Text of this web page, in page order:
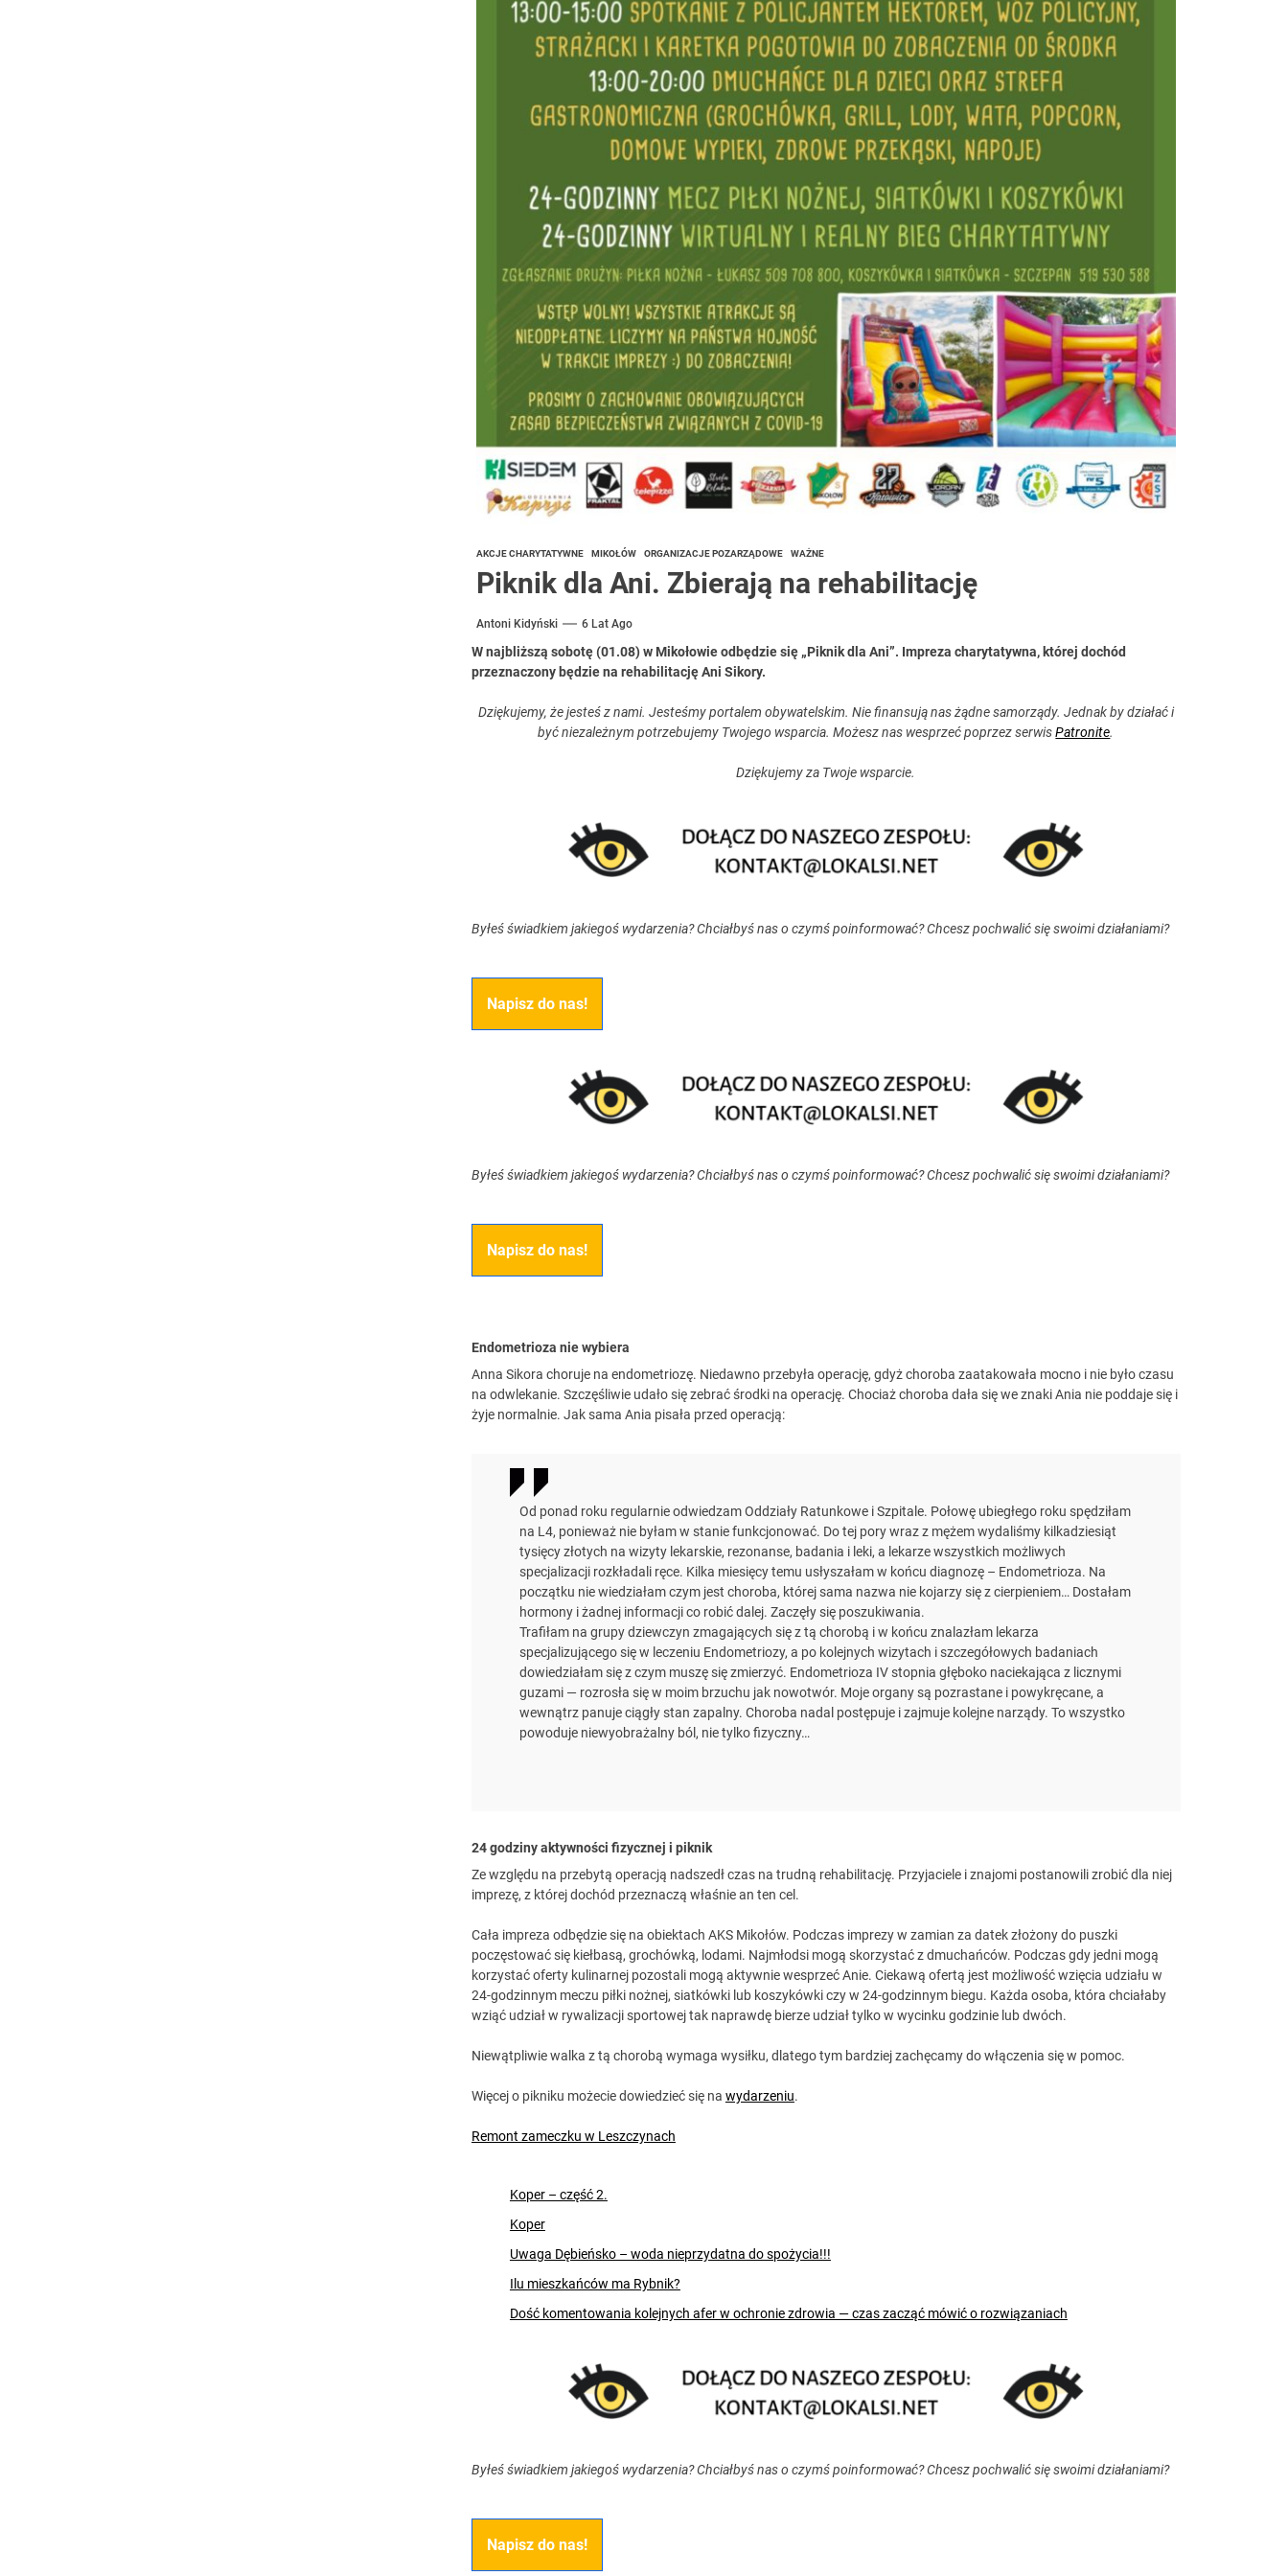
AKCJE CHARYTATYWNE MIKOŁÓW ORGANIZACJE POZARZĄDOWE WAŻNE
Piknik dla Ani. Zbierają na rehabilitację
Antoni Kidyński 6 Lat Ago
W najbliższą sobotę (01.08) w Mikołowie odbędzie się „Piknik dla Ani”. Impreza charytatywna, której dochód
przeznaczony będzie na rehabilitację Ani Sikory.
Dziękujemy, że jesteś z nami. Jesteśmy portalem obywatelskim. Nie finansują nas żądne samorządy. Jednak by działać i
być niezależnym potrzebujemy Twojego wsparcia. Możesz nas wesprzeć poprzez serwisPatronite.
Dziękujemy za Twoje wsparcie.
Byłeś świadkiem jakiegoś wydarzenia? Chciałbyś nas o czymś poinformować? Chcesz pochwalić się swoimi działaniami?
Napisz do nas!
Byłeś świadkiem jakiegoś wydarzenia? Chciałbyś nas o czymś poinformować? Chcesz pochwalić się swoimi działaniami?
Napisz do nas!
Endometrioza nie wybiera
Anna Sikora choruje na endometriozę. Niedawno przebyła operację, gdyż choroba zaatakowała mocno i nie było czasu
na odwlekanie. Szczęśliwie udało się zebrać środki na operację. Chociaż choroba dała się we znaki Ania nie poddaje się i
żyje normalnie. Jak sama Ania pisała przed operacją:
Od ponad roku regularnie odwiedzam Oddziały Ratunkowe i Szpitale. Połowę ubiegłego roku spędziłam
na L4, ponieważ nie byłam w stanie funkcjonować. Do tej pory wraz z mężem wydaliśmy kilkadziesiąt
tysięcy złotych na wizyty lekarskie, rezonanse, badania i leki, a lekarze wszystkich możliwych
specjalizacji rozkładali ręce. Kilka miesięcy temu usłyszałam w końcu diagnozę – Endometrioza. Na
początku nie wiedziałam czym jest choroba, której sama nazwa nie kojarzy się z cierpieniem… Dostałam
hormony i żadnej informacji co robić dalej. Zaczęły się poszukiwania.
Trafiłam na grupy dziewczyn zmagających się z tą chorobą i w końcu znalazłam lekarza
specjalizującego się w leczeniu Endometriozy, a po kolejnych wizytach i szczegółowych badaniach
dowiedziałam się z czym muszę się zmierzyć. Endometrioza IV stopnia głęboko naciekająca z licznymi
guzami — rozrosła się w moim brzuchu jak nowotwór. Moje organy są pozrastane i powykręcane, a
wewnątrz panuje ciągły stan zapalny. Choroba nadal postępuje i zajmuje kolejne narządy. To wszystko
powoduje niewyobrażalny ból, nie tylko fizyczny…
24 godziny aktywności fizycznej i piknik
Ze względu na przebytą operacją nadszedł czas na trudną rehabilitację. Przyjaciele i znajomi postanowili zrobić dla niej
imprezę, z której dochód przeznaczą właśnie an ten cel.
Cała impreza odbędzie się na obiektach AKS Mikołów. Podczas imprezy w zamian za datek złożony do puszki
poczęstować się kiełbasą, grochówką, lodami. Najmłodsi mogą skorzystać z dmuchańców. Podczas gdy jedni mogą
korzystać oferty kulinarnej pozostali mogą aktywnie wesprzeć Anie. Ciekawą ofertą jest możliwość wzięcia udziału w
24-godzinnym meczu piłki nożnej, siatkówki lub koszykówki czy w 24-godzinnym biegu. Każda osoba, która chciałaby
wziąć udział w rywalizacji sportowej tak naprawdę bierze udział tylko w wycinku godzinie lub dwóch.
Niewątpliwie walka z tą chorobą wymaga wysiłku, dlatego tym bardziej zachęcamy do włączenia się w pomoc.
Więcej o pikniku możecie dowiedzieć się na wydarzeniu.
Remont zameczku w Leszczynach
Koper – część 2.
Koper
Uwaga Dębieńsko – woda nieprzydatna do spożycia!!!
Ilu mieszkańców ma Rybnik?
Dość komentowania kolejnych afer w ochronie zdrowia — czas zacząć mówić o rozwiązaniach
Byłeś świadkiem jakiegoś wydarzenia? Chciałbyś nas o czymś poinformować? Chcesz pochwalić się swoimi działaniami?
Napisz do nas!